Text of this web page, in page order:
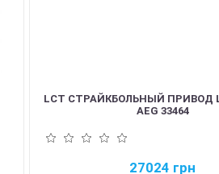
LCT СТРАЙКБОЛЬНЫЙ ПРИВОД
AEG 33464
27024 грн